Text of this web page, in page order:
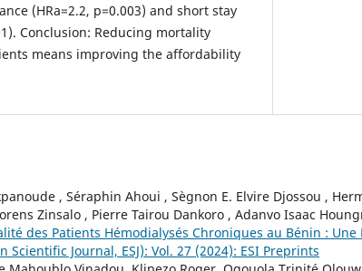
(HRa=2.2, p=0.003) and short stay
Conclusion: Reducing mortality
means improving the affordability
, Séraphin Ahoui , Sègnon E. Elvire Djossou ,
Zinsalo , Pierre Tairou Dankoro , Adanvo Isaac
des Patients Hémodialysés Chroniques au Bénin : Une
Scientific Journal, ESJ): Vol. 27 (2024): ESI Preprints